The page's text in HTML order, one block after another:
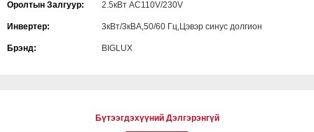
Оролтын Залгуур: 2.5кВт AC110V/230V
Инвертер: 3кВт/3кВА,50/60 Гц,Цэвэр синус долгион
Брэнд: BIGLUX
Бүтээгдэхүүний Дэлгэрэнгүй